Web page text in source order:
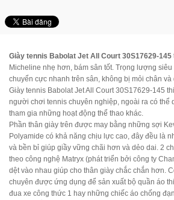
Giày tennis Babolat Jet All Court 30S17629-145
Micheline nhẹ hơn, bám sân tốt. Trọng lượng
chuyển cực nhanh trên sân, không bị mỏi chân
Giày tennis Babolat Jet All Court 30S17629-145
người chơi tennis chuyên nghiệp, ngoài ra có thể
tham gia những hoạt động thể thao khác.
Phần thân giày trên được may bằng những sợi
Polyamide có khả năng chịu lực cao, đây đều là
và bền bỉ giúp giầy vững chãi hơn và dẻo dai. 2
theo công nghệ Matryx (phát triển bởi công ty
dệt vào nhau giúp cho thân giày chắc chắn hơn.
chuyên được ứng dụng để sản xuất bộ quần áo
đua xe công thức 1 hay những chiếc áo chống